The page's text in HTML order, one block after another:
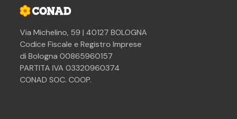
Via Michelino, 59 | 40127 BOLOGNA
Codice Fiscale e Registro Imprese
di Bologna 00865960157
PARTITA IVA 03320960374
CONAD SOC. COOP.